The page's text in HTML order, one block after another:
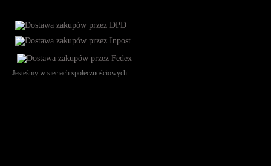
Jesteśmy w sieciach społecznościowych